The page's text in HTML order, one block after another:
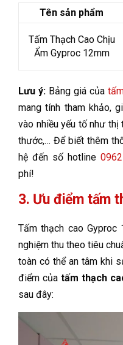
Tên sản phẩm
Tấm Thạch Cao Chịu
Ẩm Gyproc 12mm
Lưu ý:Bảng giá của
mang tính tham khảo,
vào nhiều yếu tố như
thước,… Để biết thêm
hệ đến số hotline
phí!
3. Ưu điểm tấm
Tấm thạch cao
nghiệm thu theo tiêu
toàn có thể an tâm khi
điểm củatấm thạch
sau đây: